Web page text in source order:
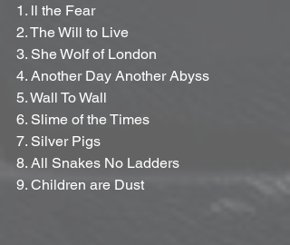
1. ll the Fear
2. The Will to Live
3. She Wolf of London
4. Another Day Another Abyss
5. Wall To Wall
6. Slime of the Times
7. Silver Pigs
8. All Snakes No Ladders
9. Children are Dust